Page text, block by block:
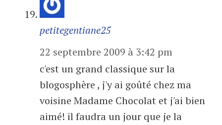
petitegentiane25
22 septembre 2009 à 3:42 pm
c'est un grand classique sur la
blogosphère , j'y ai goûté chez ma
voisine Madame Chocolat et j'ai bien
aimé! il faudra un jour que je la